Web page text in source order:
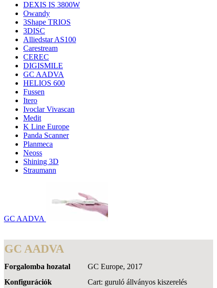
DEXIS IS 3800W
Owandy
3Shape TRIOS
3DISC
Alliedstar AS100
Carestream
CEREC
DIGISMILE
GC AADVA
HELIOS 600
Fussen
Itero
Ivoclar Vivascan
Medit
K Line Europe
Panda Scanner
Planmeca
Neoss
Shining 3D
Straumann
GC AADVA
GC AADVA
Forgalomba hozatal
GC Europe, 2017
Konfigurációk
Cart: guruló állványos kiszerelés